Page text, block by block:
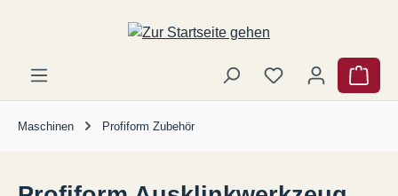
Zum Hauptinhalt springen
Maschinen Profiform Zubehör